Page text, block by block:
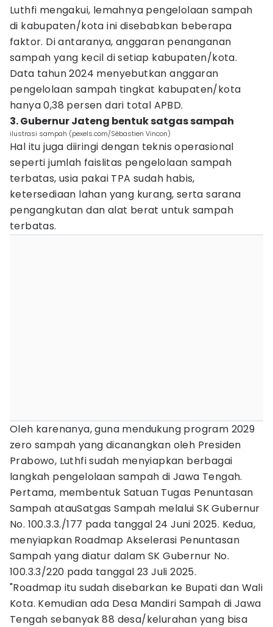
Luthfi mengakui, lemahnya pengelolaan sampah
di kabupaten/kota ini disebabkan beberapa
faktor. Di antaranya, anggaran penanganan
sampah yang kecil di setiap kabupaten/kota.
Data tahun 2024 menyebutkan anggaran
pengelolaan sampah tingkat kabupaten/kota
hanya 0,38 persen dari total APBD.
3. Gubernur Jateng bentuk satgas sampah
ilustrasi sampah (pexels.com/Sébastien Vincon)
Hal itu juga diiringi dengan teknis operasional
seperti jumlah faislitas pengelolaan sampah
terbatas, usia pakai TPA sudah habis,
ketersediaan lahan yang kurang, serta sarana
pengangkutan dan alat berat untuk sampah
terbatas.
Oleh karenanya, guna mendukung program 2029
zero sampah yang dicanangkan oleh Presiden
Prabowo, Luthfi sudah menyiapkan berbagai
langkah pengelolaan sampah di Jawa Tengah.
Pertama, membentuk Satuan Tugas Penuntasan
Sampah atauSatgas Sampah melalui SK Gubernur
No. 100.3.3./177 pada tanggal 24 Juni 2025. Kedua,
menyiapkan Roadmap Akselerasi Penuntasan
Sampah yang diatur dalam SK Gubernur No.
100.3.3/220 pada tanggal 23 Juli 2025.
"Roadmap itu sudah disebarkan ke Bupati dan Wali
Kota. Kemudian ada Desa Mandiri Sampah di Jawa
Tengah sebanyak 88 desa/kelurahan yang bisa